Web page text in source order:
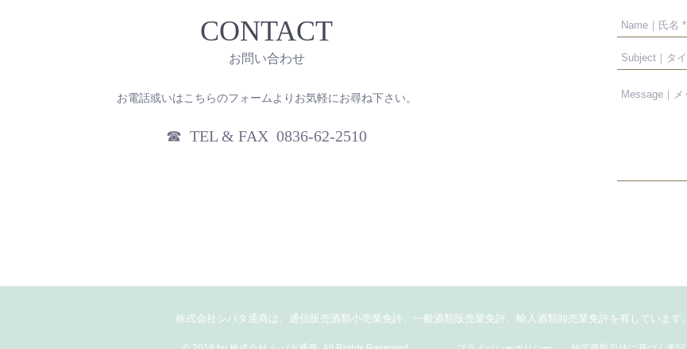
CONTACT
お問い合わせ
お電話或いはこちらのフォームよりお気軽にお尋ね下さい。
☎︎ TEL & FAX 0836-62-2510
株式会社シバタ通商は、通信販売酒類小売業免許、一般酒類販売業免許、輸入酒類卸売業免許を有しています​。